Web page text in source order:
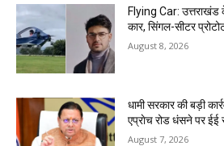
Flying Car:
कार, सिंगल-सीटर
August 8, 2026
धामी सरकार की बड़ी
एप्राेच रोड धंसने पर ईई
August 7, 2026